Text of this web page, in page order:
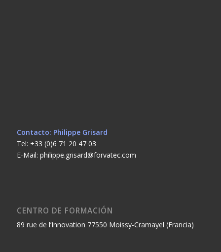
Contacto: Philippe Grisard
Tel: +33 (0)6 71 20 47 03
E-Mail: philippe.grisard@forvatec.com
CENTRO DE FORMACIÓN
89 rue de l’Innovation 77550 Moissy-Cramayel (Francia)